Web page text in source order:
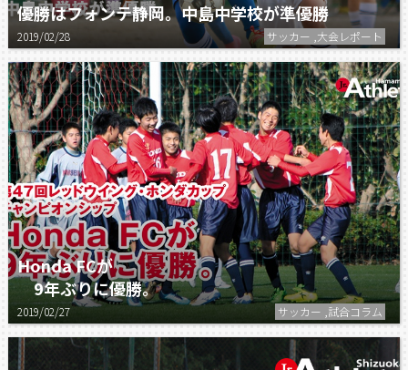
優勝はフォンテ静岡。中島中学校が準優勝
2019/02/28 サッカー ,大会レポート
Honda FCが
9年ぶりに優勝。
2019/02/27 サッカー ,試合コラム